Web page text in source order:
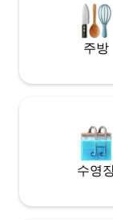
ideal para
recantos
주방
수영